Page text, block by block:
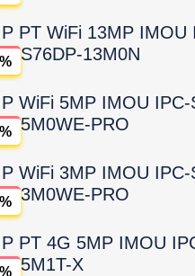
PT WiFi 13MP IMOU
S76DP-13M0N
WiFi 5MP IMOU IPC-
5M0WE-PRO
WiFi 3MP IMOU IPC-
3M0WE-PRO
PT 4G 5MP IMOU
5M1T-X